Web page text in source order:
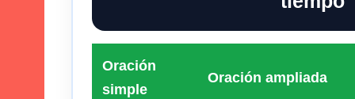
Oración
simple
Oración ampliada